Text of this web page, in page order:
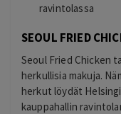
ravintolassa
SEOUL FRIED
Seoul Fried Chicken
herkullisia makuja.
herkut löydät
kauppahallin